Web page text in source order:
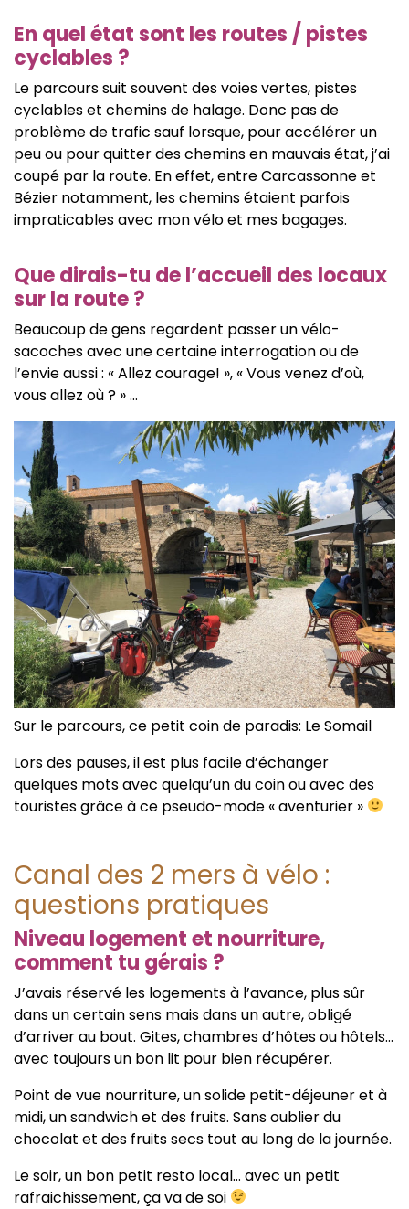
En quel état sont les routes / pistes
cyclables ?
Le parcours suit souvent des voies vertes, pistes
cyclables et chemins de halage. Donc pas de
problème de trafic sauf lorsque, pour accélérer un
peu ou pour quitter des chemins en mauvais état, j’ai
coupé par la route. En effet, entre Carcassonne et
Bézier notamment, les chemins étaient parfois
impraticables avec mon vélo et mes bagages.
Que dirais-tu de l’accueil des locaux
sur la route ?
Beaucoup de gens regardent passer un vélo-
sacoches avec une certaine interrogation ou de
l’envie aussi : « Allez courage! », « Vous venez d’où,
vous allez où ? » …
Sur le parcours, ce petit coin de paradis: Le Somail
Lors des pauses, il est plus facile d’échanger
quelques mots avec quelqu’un du coin ou avec des
touristes grâce à ce pseudo-mode « aventurier »
Canal des 2 mers à vélo :
questions pratiques
Niveau logement et nourriture,
comment tu gérais ?
J’avais réservé les logements à l’avance, plus sûr
dans un certain sens mais dans un autre, obligé
d’arriver au bout. Gites, chambres d’hôtes ou hôtels…
avec toujours un bon lit pour bien récupérer.
Point de vue nourriture, un solide petit-déjeuner et à
midi, un sandwich et des fruits. Sans oublier du
chocolat et des fruits secs tout au long de la journée.
Le soir, un bon petit resto local… avec un petit
rafraichissement, ça va de soi